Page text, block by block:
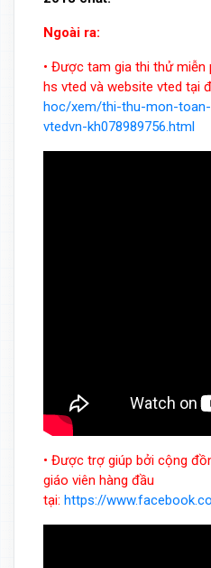
Ngoài ra:
• Được tam gia thi thử miễn
hs vted và website vted tại
hoc/xem/thi-thu-mon-
vtedvn-kh078989756.html
• Được trợ giúp bởi cộng
giáo viên hàng đầu
tại: https://